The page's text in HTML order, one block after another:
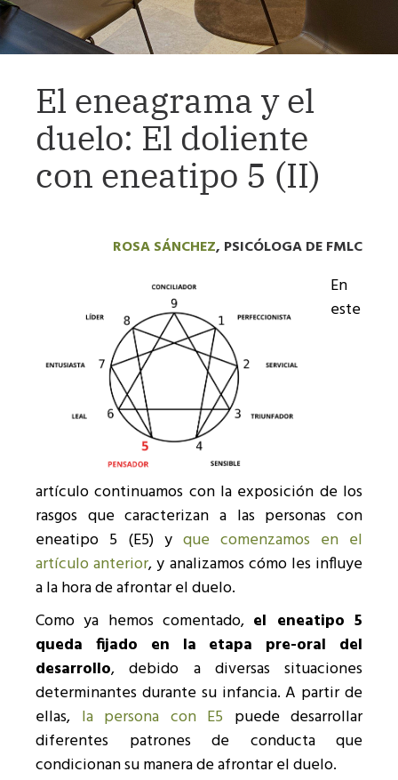
El eneagrama y el
duelo: El doliente
con eneatipo 5 (II)
ROSA SÁNCHEZ, PSICÓLOGA DE FMLC
En
este
artículo continuamos con la exposición de los
rasgos que caracterizan a las personas con
eneatipo 5 (E5) y que comenzamos en el
artículo anterior, y analizamos cómo les influye
a la hora de afrontar el duelo.
Como ya hemos comentado, el eneatipo 5
queda fijado en la etapa pre-oral del
desarrollo, debido a diversas situaciones
determinantes durante su infancia. A partir de
ellas, la persona con E5 puede desarrollar
diferentes patrones de conducta que
condicionan su manera de afrontar el duelo.